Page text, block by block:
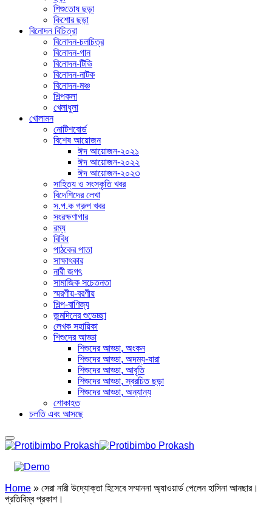
শিশুতোষ ছড়া
কিশোর ছড়া
বিনোদন বিচিত্রা
বিনোদন-চলচিত্র
বিনোদন-গান
বিনোদন-টিভি
বিনোদন-নাটক
বিনোদন-মঞ্চ
শিল্পকলা
খেলাধুলা
খোলামন
নোটিশবোর্ড
বিশেষ আয়োজন
ঈদ আয়োজন-২০২১
ঈদ আয়োজন-২০২২
ঈদ আয়োজন-২০২৩
সাহিত্য ও সংস্কৃতি খবর
বিদেশিদের লেখা
স.প.ক গ্রুপ খবর
সংরক্ষণাগার
রম্য
বিবিধ
পাঠকের পাতা
সাক্ষাৎকার
নারী জগৎ
সামাজিক সচেতনতা
স্মরণীয়-বরণীয়
শিল্প-বাণিজ্য
জন্মদিনের শুভেচ্ছা
লেখক সহায়িকা
শিশুদের আড্ডা
শিশুদের আড্ডা, অংকন
শিশুদের আড্ডা, অদম্য-যারা
শিশুদের আড্ডা, আবৃতি
শিশুদের আড্ডা, স্বরচিত ছড়া
শিশুদের আড্ডা, অন্যান্য
শোকাহত
চলতি এবং আসছে
Home » সেরা নারী উদ্যোক্তা হিসেবে সম্মাননা অ্যাওয়ার্ড পেলেন হাসিনা আনছার।
প্রতিবিম্ব প্রকাশ।